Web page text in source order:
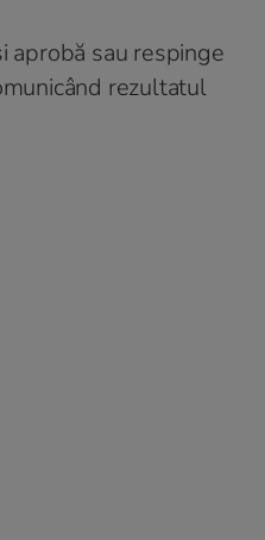
aprobă sau respinge
rezultatul